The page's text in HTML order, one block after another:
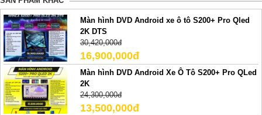
Màn hình DVD Android xe ô tô S200+ Pro Qled
2K DTS
30,420,000đ
16,900,000đ
Màn hình DVD Android Xe Ô Tô S200+ Pro QLed
2K
24,300,000đ
13,500,000đ